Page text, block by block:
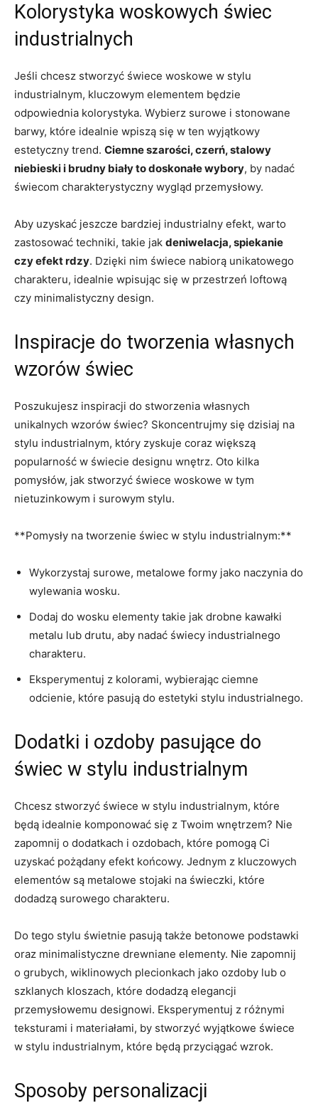
Kolorystyka woskowych świec
industrialnych
Jeśli chcesz​ stworzyć świece woskowe w stylu
industrialnym, kluczowym elementem będzie
odpowiednia kolorystyka. Wybierz surowe ‍i stonowane
barwy, ​które idealnie wpiszą się w ten wyjątkowy
estetyczny trend. Ciemne szarości, czerń, ‍stalowy
niebieski⁢ i ⁢brudny biały to doskonałe wybory, by nadać
świecom charakterystyczny wygląd przemysłowy.
Aby uzyskać jeszcze bardziej industrialny efekt, warto⁤
zastosować techniki, takie jak deniwelacja,⁤ spiekanie
czy efekt rdzy. Dzięki nim świece nabiorą unikatowego
charakteru, idealnie‌ wpisując się w przestrzeń loftową
czy minimalistyczny design.
Inspiracje do tworzenia ⁢własnych
wzorów świec
Poszukujesz inspiracji do stworzenia własnych
unikalnych wzorów świec? ⁢Skoncentrujmy się dzisiaj na
stylu industrialnym, który zyskuje coraz większą
popularność w świecie designu wnętrz. Oto kilka
pomysłów, jak stworzyć świece woskowe w tym
nietuzinkowym i‍ surowym stylu.
**Pomysły⁢ na tworzenie świec w ⁢stylu industrialnym:**
Wykorzystaj surowe, metalowe formy jako naczynia do
wylewania wosku.
Dodaj do wosku elementy takie jak drobne kawałki
metalu lub drutu, aby nadać świecy industrialnego
charakteru.
Eksperymentuj⁢ z kolorami, wybierając ciemne
odcienie, które pasują do estetyki stylu industrialnego.
Dodatki i ozdoby pasujące do
świec w stylu industrialnym
Chcesz stworzyć świece w stylu industrialnym, które
będą idealnie komponować się z Twoim wnętrzem? Nie
⁤zapomnij o​ dodatkach i ozdobach, które pomogą Ci
⁤uzyskać pożądany efekt końcowy. Jednym z kluczowych
elementów są metalowe stojaki na świeczki, które
dodadzą surowego charakteru.
Do tego stylu świetnie pasują także betonowe podstawki
oraz minimalistyczne drewniane ‍elementy. Nie zapomnij
o grubych, wiklinowych plecionkach jako ozdoby lub ⁣o
szklanych kloszach, które dodadzą elegancji
przemysłowemu designowi. Eksperymentuj z różnymi
teksturami i materiałami, by stworzyć wyjątkowe świece⁤
w stylu industrialnym, które będą przyciągać wzrok.
Sposoby personalizacji⁣